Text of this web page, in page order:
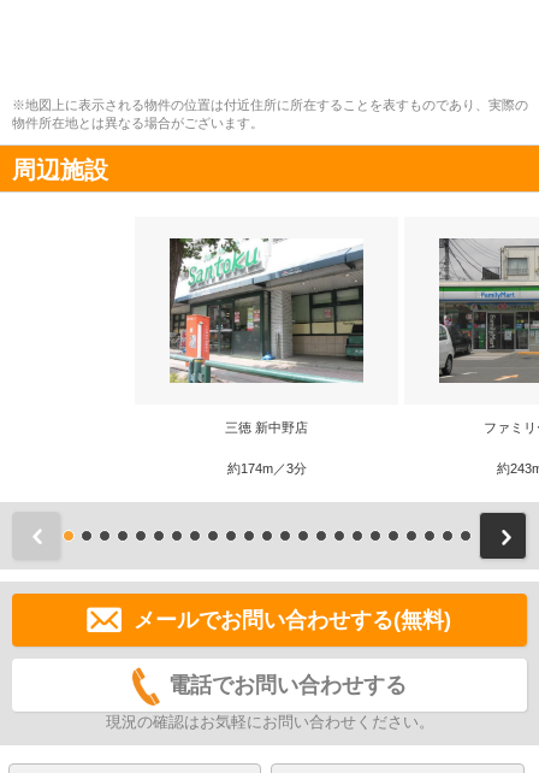
※地図上に表示される物件の位置は付近住所に所在することを表すものであり、実際の
物件所在地とは異なる場合がございます。
周辺施設
三徳 新中野店
約174m／3分
ファミ
約
前
メールでお問い合わせする(無料)
電話でお問い合わせする
現況の確認はお気軽にお問い合わせください。